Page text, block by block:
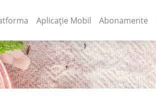
(current)
Aplicație Mobil (current)
Abonamente